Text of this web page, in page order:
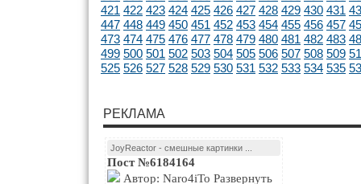
421 422 423 424 425 426 427 428 429 430 431
447 448 449 450 451 452 453 454 455 456 457
473 474 475 476 477 478 479 480 481 482 483
499 500 501 502 503 504 505 506 507 508 509
525 526 527 528 529 530 531 532 533 534 535
РЕКЛАМА
JoyReactor - смешные картинки ...
Пост №6184164